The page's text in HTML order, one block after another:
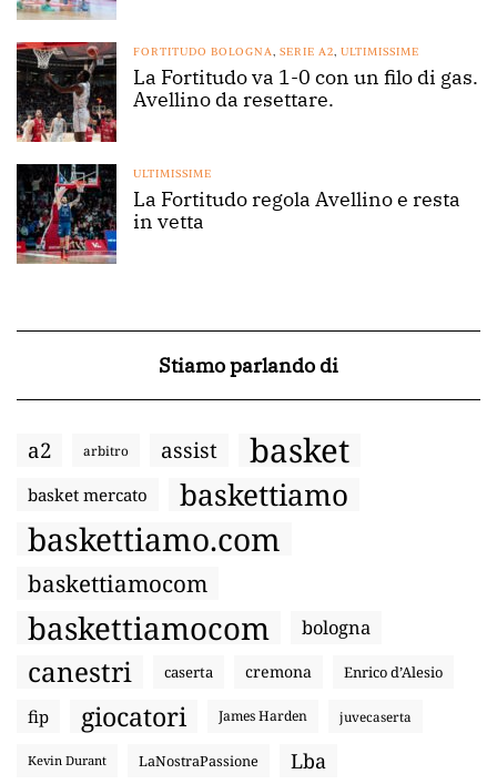
FORTITUDO BOLOGNA, SERIE A2, ULTIMISSIME
La Fortitudo va 1-0 con un filo di gas.
Avellino da resettare.
ULTIMISSIME
La Fortitudo regola Avellino e resta
in vetta
Stiamo parlando di
a2 arbitro assist basket
basket mercato baskettiamo
baskettiamo.com
baskettiamocom
baskettiamocom bologna
canestri caserta cremona Enrico d’Alesio
fip giocatori James Harden juvecaserta
Kevin Durant LaNostraPassione Lba